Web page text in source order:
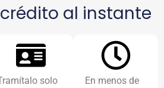
al instante
solo
En menos de